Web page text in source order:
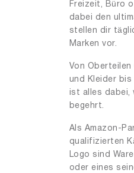
36.5
36
37
39
39.5
Freizeit, Büro
dabei den
stellen dir
Marken vor.
Von Oberteilen
und Kleider bis
ist alles dabei,
begehrt.
Als Amazon-
qualifizierten
Logo sind
oder eines